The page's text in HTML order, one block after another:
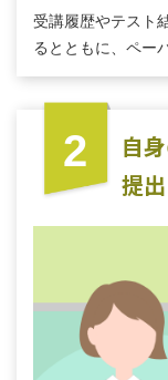
受講履歴やテスト
るとともに、ペー
2
⾃
提出